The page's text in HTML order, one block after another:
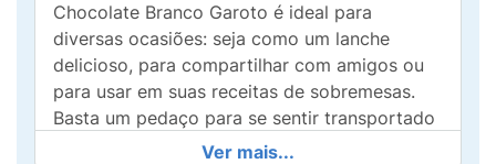
Chocolate Branco Garoto é ideal para
diversas ocasiões: seja como um lanche
delicioso, para compartilhar com amigos ou
para usar em suas receitas de sobremesas.
Basta um pedaço para se sentir transportado
para um mundo de sabor.
Ver mais...